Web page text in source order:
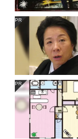
PR
PR